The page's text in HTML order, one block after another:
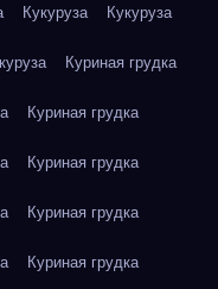
Кукуруза Кукуруза
Куриная грудка
Куриная грудка
Куриная грудка
Куриная грудка
Куриная грудка